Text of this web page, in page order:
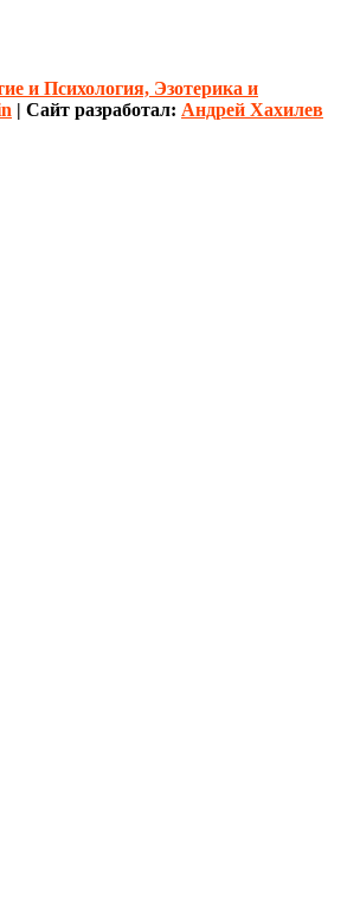
и Психология, Эзотерика и
| Сайт разработал: Андрей Хахилев